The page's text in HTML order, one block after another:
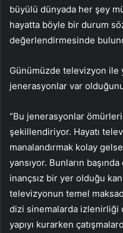
büyülü dünyada her şey
hayatta böyle bir durum
değerlendirmesinde
Günümüzde televizyon
jenerasyonlar var
“Bu jenerasyonlar
şekillendiriyor. Hayatı
manalandırmak kolay
yansıyor. Bunların başında
inançsız bir yer olduğu
televizyonun temel
dizi sinemalarda izlenirliği
yapıyı kurarken